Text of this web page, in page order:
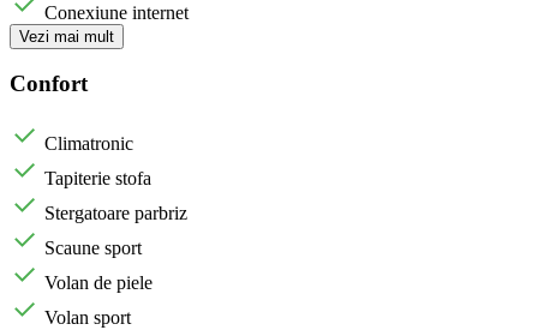
Conexiune internet
Vezi mai mult
Confort
Climatronic
Tapiterie stofa
Stergatoare parbriz
Scaune sport
Volan de piele
Volan sport